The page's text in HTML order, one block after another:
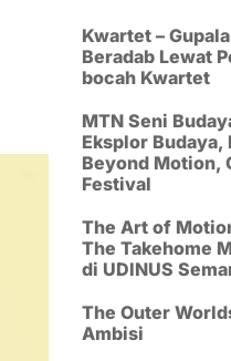
Kwartet –
Beradab Lewat
bocah Kwartet
MTN Seni
Eksplor Budaya,
Beyond Motion,
Festival
The Art of
The Takehome
di UDINUS
The Outer
Ambisi